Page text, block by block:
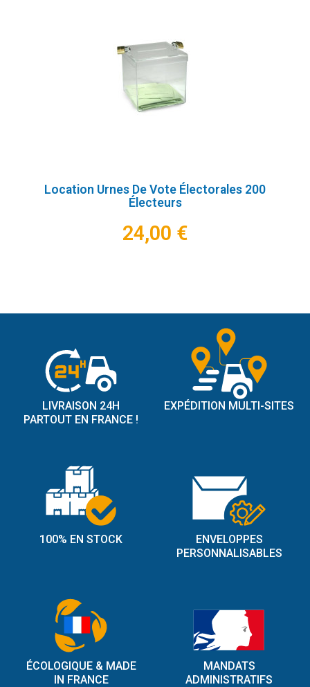
Location Urnes De Vote Électorales 200
Électeurs
24,00 €
LIVRAISON 24H
PARTOUT EN FRANCE !
EXPÉDITION MULTI-SITES
100% EN STOCK
ENVELOPPES
PERSONNALISABLES
ÉCOLOGIQUE & MADE
IN FRANCE
MANDATS
ADMINISTRATIFS